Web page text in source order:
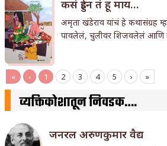
कसं हुईन तं हू माय…
अमृता खंडेराव यांचं हे कथासंग्रह
पावलेलं, चुलीवर शिजवलेलं आणि
« ‹ 1 2 3 4 5 › »
व्यक्तिकोशातून निवडक….
जनरल अरुणकुमार वैद्य